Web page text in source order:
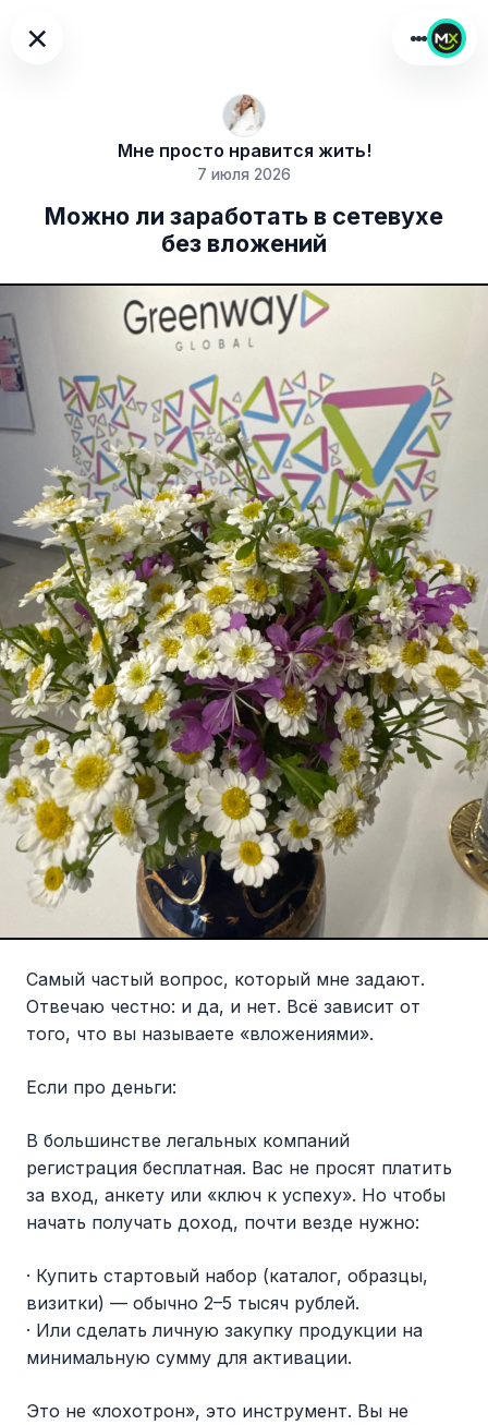
×
Мне просто нравится жить!
7 июля 2026
Можно ли заработать в сетевухе
без вложений
Самый частый вопрос, который мне задают.
Отвечаю честно: и да, и нет. Всё зависит от
того, что вы называете «вложениями».
Если про деньги:
В большинстве легальных компаний
регистрация бесплатная. Вас не просят платить
за вход, анкету или «ключ к успеху». Но чтобы
начать получать доход, почти везде нужно:
· Купить стартовый набор (каталог, образцы,
визитки) — обычно 2–5 тысяч рублей.
· Или сделать личную закупку продукции на
минимальную сумму для активации.
Это не «лохотрон», это инструмент. Вы не